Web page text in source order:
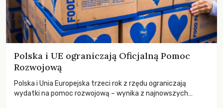
Polska i UE ograniczają Oficjalną Pomoc
Rozwojową
Polska i Unia Europejska trzeci rok z rzędu ograniczają
wydatki na pomoc rozwojową – wynika z najnowszych